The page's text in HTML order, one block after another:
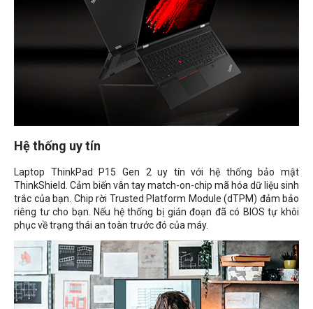
Hệ thống uy tín
Laptop ThinkPad P15 Gen 2 uy tín với hệ thống bảo mật
ThinkShield. Cảm biến vân tay match-on-chip mã hóa dữ liệu sinh
trắc của bạn. Chip rời Trusted Platform Module (dTPM) đảm bảo
riêng tư cho bạn. Nếu hệ thống bị gián đoạn đã có BIOS tự khôi
phục về trạng thái an toàn trước đó của máy.